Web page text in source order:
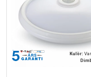
Kulör: